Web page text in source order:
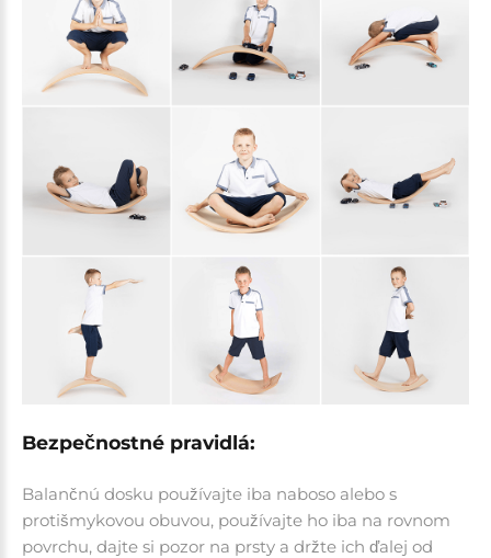
Bezpečnostné pravidlá:
Balančnú dosku používajte iba naboso alebo s
protišmykovou obuvou, používajte ho iba na rovnom
povrchu, dajte si pozor na prsty a držte ich ďalej od